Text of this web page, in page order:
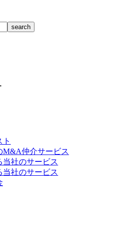
M&A仲介サービス
当社のサービス
当社のサービス